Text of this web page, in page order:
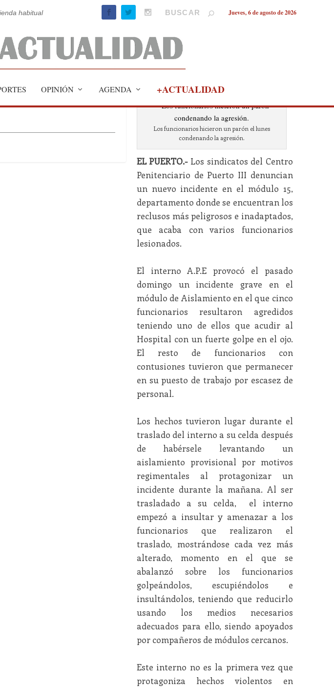
habitual Jueves, 6 de agosto de 2026
OPINIÓN AGENDA +ACTUALIDAD
prisiones
Los funcionarios hicieron un parón el lunes
condenando la agresión.
EL PUERTO.-Los sindicatos del Centro
Penitenciario de Puerto III denuncian
un nuevo incidente en el módulo 15,
departamento donde se encuentran los
reclusos más peligrosos e inadaptados,
que acaba con varios funcionarios
lesionados.
El interno A.P.E provocó el pasado
domingo un incidente grave en el
módulo de Aislamiento en el que cinco
funcionarios resultaron agredidos
teniendo uno de ellos que acudir al
Hospital con un fuerte golpe en el ojo.
El resto de funcionarios con
contusiones tuvieron que permanecer
en su puesto de trabajo por escasez de
personal.
Los hechos tuvieron lugar durante el
traslado del interno a su celda después
de habérsele levantando un
aislamiento provisional por motivos
regimentales al protagonizar un
incidente durante la mañana. Al ser
trasladado a su celda, el interno
empezó a insultar y amenazar a los
funcionarios que realizaron el
traslado, mostrándose cada vez más
alterado, momento en el que se
abalanzó sobre los funcionarios
golpeándolos, escupiéndolos e
insultándolos, teniendo que reducirlo
usando los medios necesarios
adecuados para ello, siendo apoyados
por compañeros de módulos cercanos.
Este interno no es la primera vez que
protagoniza hechos violentos en